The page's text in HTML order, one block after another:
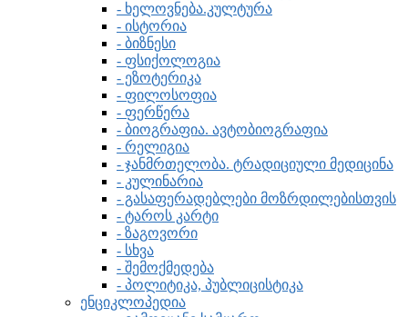
- ხელოვნება.კულტურა
- ისტორია
- ბიზნესი
- ფსიქოლოგია
- ეზოტერიკა
- ფილოსოფია
- ფერწერა
- ბიოგრაფია. ავტობიოგრაფია
- რელიგია
- ჯანმრთელობა. ტრადიციული მედიცინა
- კულინარია
- გასაფერადებლები მოზრდილებისთვის
- ტაროს კარტი
- ზაგოვორი
- სხვა
- შემოქმედება
- პოლიტიკა, პუბლიცისტიკა
ენციკლოპედია